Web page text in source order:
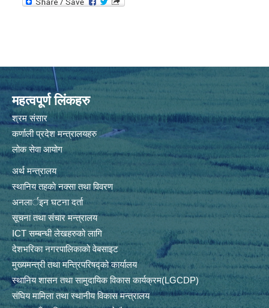
महत्वपूर्ण लिंकहरु
श्रम संसार
कर्णाली प्रदेश मन्त्रालयहरु
लोक सेवा आयोग
अर्थ मन्त्रालय
स्थानिय तहकाे नक्सा तथा विवरण
अनलार्इन घटना दर्ता
सूचना तथा संचार मन्त्रालय
ICT सम्बन्धी लेखहरुको लागि
देशभरिका नगरपालिकाको वेबसाइट
मुख्यमन्त्री तथा मन्त्रिपरिषद्को कार्यालय
स्थानिय शासन तथा सामुदायिक विकास कार्यक्रम(LGCDP)
संघिय मामिला तथा स्थानीय विकास मन्त्रालय